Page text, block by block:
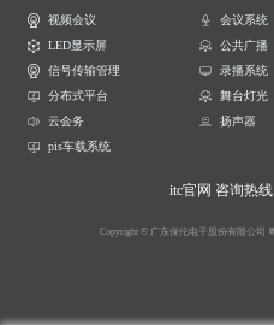
视频会议 会议系统
LED显示屏
公共广播
信号传输管理
录播系统
分布式平台
舞台灯光
云会务
扬声器
pis车载系统
itc官网 咨询热
Copyright © 广东保伦电子股份有限公司